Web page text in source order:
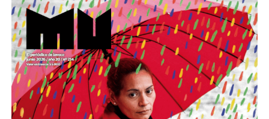
Este número 215 de MU ☝️viene con doble tapa, que
podría ser una frase:
Sin chamuyo, a remarla.
Descargar la Mu en PDF